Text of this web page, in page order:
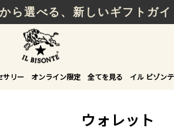
ら選べる、新しいギフトガイ
サリー オンライン限定 全てを見る イル ビゾン
ウォレット